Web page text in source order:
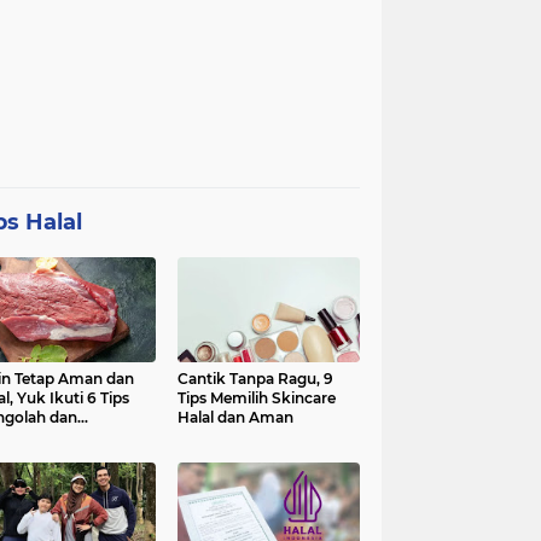
Halal
Tetap Aman dan
Yuk Ikuti 6 Tips
dan
Cantik Tanpa Ragu, 9
Tips Memilih Skincare
Halal dan Aman